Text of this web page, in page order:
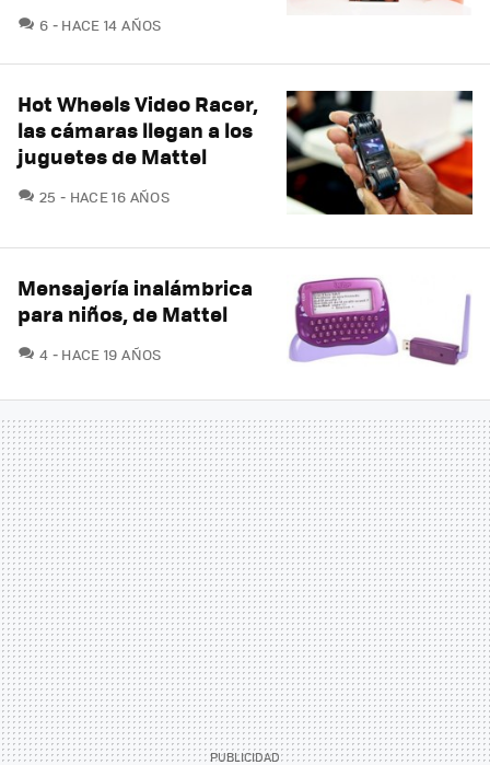
6 COMENTARIOS
HACE 14 AÑOS
Hot Wheels Video Racer,
las cámaras llegan a los
juguetes de Mattel
25 COMENTARIOS
HACE 16 AÑOS
Mensajería inalámbrica
para niños, de Mattel
4 COMENTARIOS
HACE 19 AÑOS